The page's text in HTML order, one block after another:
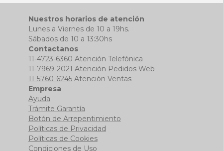
Nuestros horarios de atención
Lunes a Viernes de 10 a 19hs.
Sábados de 10 a 13:30hs
Contactanos
11-4723-6360 Atención Telefónica
11-7969-2021 Atención Pedidos Web
11-5760-6245Atención Ventas
Empresa
Ayuda
Trámite Garantía
Botón de Arrepentimiento
Políticas de Privacidad
Políticas de Cookies
Condiciones de Uso